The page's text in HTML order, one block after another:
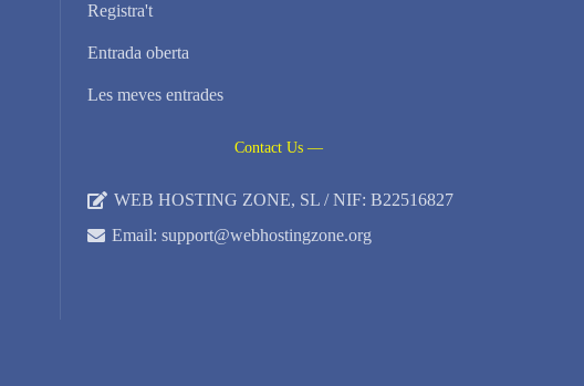
Registra't
Entrada oberta
Les meves entrades
Contact Us —
WEB HOSTING ZONE, SL / NIF: B22516827
Email: support@webhostingzone.org